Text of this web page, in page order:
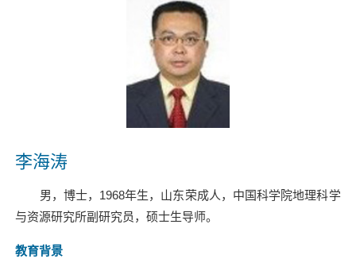
李海涛
男，博士， 1968年生，山东荣成人，中国科学院地理科学
与资源研究所副研究员，硕士生导师。
教育背景